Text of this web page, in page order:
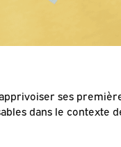
ses
dans le contexte